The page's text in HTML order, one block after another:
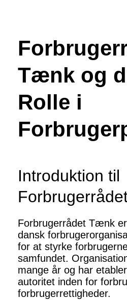
Tænk og
Rolle i
Introduktion til
Forbrugerrådet Tænk
dansk
for at styrke
samfundet.
mange år og har
autoritet inden for
forbrugerrettigheder.